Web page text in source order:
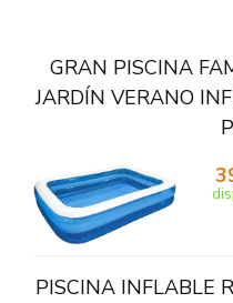
GRAN PISCINA
JARDÍN VERANO
PISCINA INFLABLE